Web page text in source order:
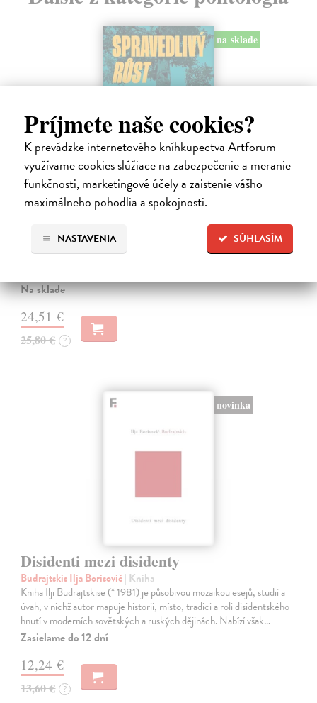
Príjmete naše cookies?
K prevádzke internetového kníhkupectva Artforum
využívame cookies slúžiace na zabezpečenie a meranie
funkčnosti, marketingové účely a zaistenie vášho
maximálneho pohodlia a spokojnosti.
SÚHLASÍM
NASTAVENIA
na sklade
Spravedlivý růst
Rovné šance, efektivní reformy a prosperita širší společnosti jako lék
na politickou strnulost Česko si udržuje spoustu drahých
Na sklade
24,51 €
25,80 € ?
novinka
Disidenti mezi disidenty
Budrajtskis Ilja Borisovič| Kniha
Kniha Ilji Budrajtskise (* 1981) je působivou mozaikou esejů, studií a
úvah, v nichž autor mapuje historii, místo, tradici a roli disidentského
hnutí v moderních sovětských a ruských dějinách. Nabízí však…
Zasielame do 12 dní
12,24 €
13,60 € ?